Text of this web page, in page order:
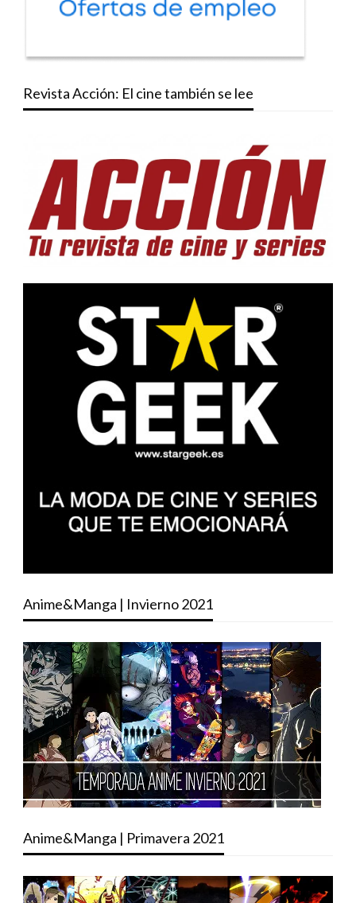
Revista Acción: El cine también se lee
Anime&Manga | Invierno 2021
Anime&Manga | Primavera 2021